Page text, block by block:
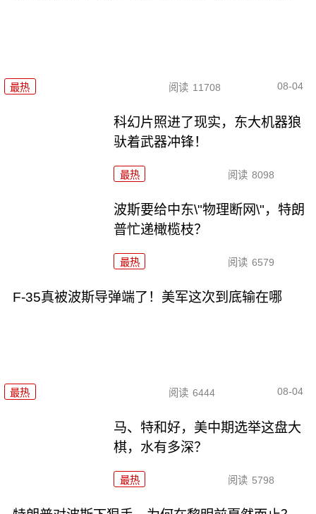
最热 阅读 11708 08-04
科幻片照进了现实，东大机器狼
驮着武器冲锋！
最热 阅读 8098
波斯要给中东\"物理断网\"，特朗
普忙递橄榄枝？
最热 阅读 6579
F-35真被波斯导弹端了！美军这次到底输在哪
最热 阅读 6444 08-04
马、特和好，美中期选举这盘大
棋，水有多深？
最热 阅读 5798